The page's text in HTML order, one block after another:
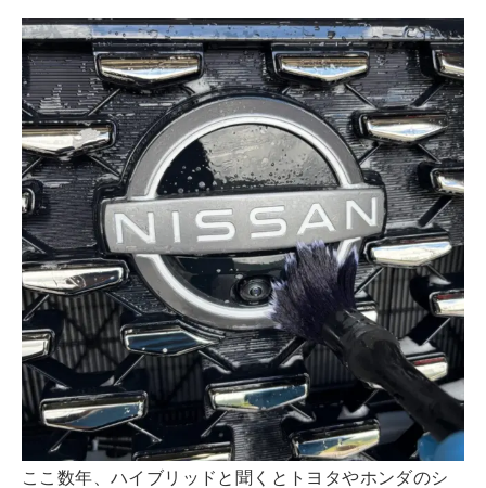
ここ数年、ハイブリッドと聞くとトヨタやホンダのシ